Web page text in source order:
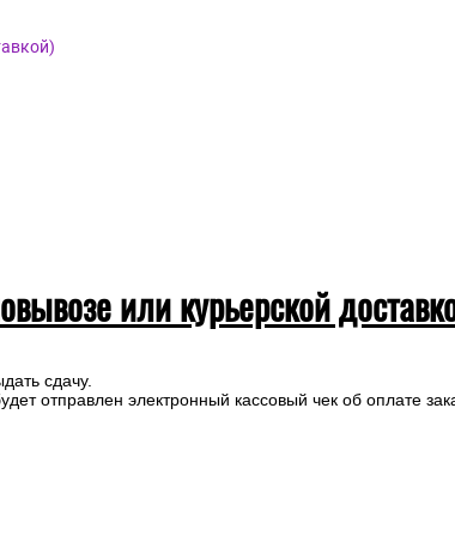
или курьерской
сдачу.
отправлен электронный кассовый чек об оплате